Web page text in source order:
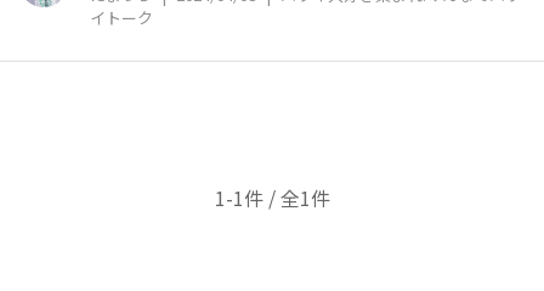
イトーク
1-1件 / 全1件